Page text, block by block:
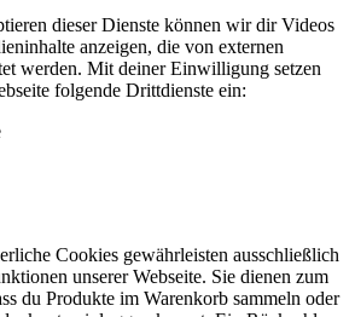
dieser Dienste können wir dir Videos
anzeigen, die von externen
werden. Mit deiner Einwilligung setzen
folgende Drittdienste ein:
Cookies gewährleisten ausschließlich
unserer Webseite. Sie dienen zum
du Produkte im Warenkorb sammeln oder